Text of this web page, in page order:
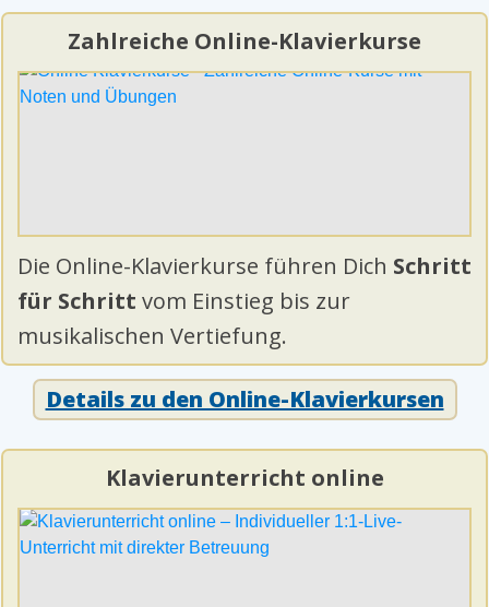
Zahlreiche Online-Klavierkurse
Die Online-Klavierkurse führen Dich Schritt
für Schritt vom Einstieg bis zur
musikalischen Vertiefung.
Details zu den Online-Klavierkursen
Klavierunterricht online